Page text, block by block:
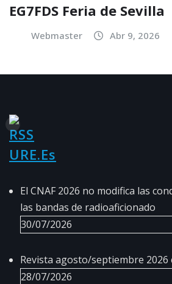
EG7FDS Feria de Sevilla
Webmaster Abr 9, 2026
URE.es
El CNAF 2026 no modifica las
las bandas de radioaficionado
30/07/2026
Revista agosto/septiembre 2026
28/07/2026